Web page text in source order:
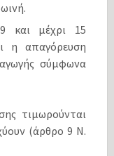
και μέχρι 15
η απαγόρευση
σύμφωνα
τιμωρούνται
(άρθρο 9 Ν.